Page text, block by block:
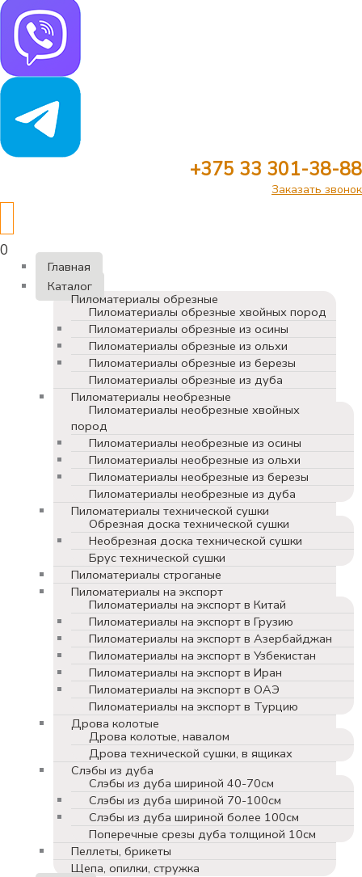
+375 33 301-38-88
Заказать звонок
0
Главная
Каталог
Пиломатериалы обрезные
Пиломатериалы обрезные хвойных пород
Пиломатериалы обрезные из осины
Пиломатериалы обрезные из ольхи
Пиломатериалы обрезные из березы
Пиломатериалы обрезные из дуба
Пиломатериалы необрезные
Пиломатериалы необрезные хвойных
пород
Пиломатериалы необрезные из осины
Пиломатериалы необрезные из ольхи
Пиломатериалы необрезные из березы
Пиломатериалы необрезные из дуба
Пиломатериалы технической сушки
Обрезная доска технической сушки
Необрезная доска технической сушки
Брус технической сушки
Пиломатериалы строганые
Пиломатериалы на экспорт
Пиломатериалы на экспорт в Китай
Пиломатериалы на экспорт в Грузию
Пиломатериалы на экспорт в Азербайджан
Пиломатериалы на экспорт в Узбекистан
Пиломатериалы на экспорт в Иран
Пиломатериалы на экспорт в ОАЭ
Пиломатериалы на экспорт в Турцию
Дрова колотые
Дрова колотые, навалом
Дрова технической сушки, в ящиках
Слэбы из дуба
Слэбы из дуба шириной 40-70см
Слэбы из дуба шириной 70-100см
Слэбы из дуба шириной более 100см
Поперечные срезы дуба толщиной 10см
Пеллеты, брикеты
Щепа, опилки, стружка